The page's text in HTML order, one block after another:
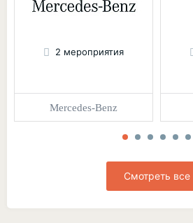
2 мероприятия
Mercedes-Benz
Смотреть все